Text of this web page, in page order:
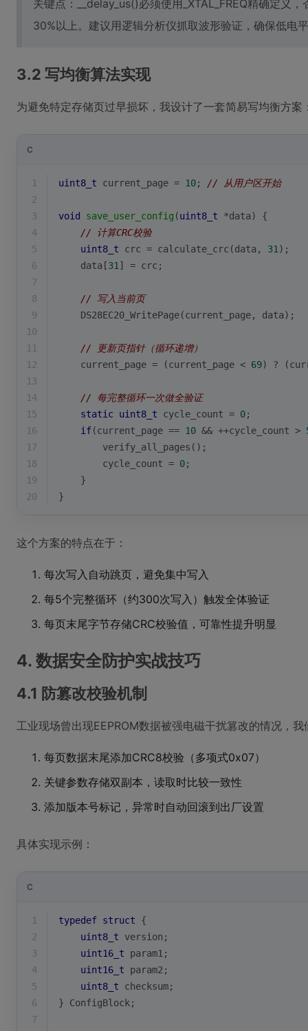
关键点：__delay_us()必须使用_XTAL_FREQ精确定义
30%以上。建议用逻辑分析仪抓取波形验证，确保低电
3.2 写均衡算法实现
为避免特定存储页过早损坏，我设计了一套简易写均衡方案
C
1 uint8_t current_page = 10; // 从用户区开始
2
3
void save_user_config (uint8_t *data)
{
4
// 计算CRC校验
5
uint8_t crc = calculate_crc(data, 31 );
6
    data[
31 ] = crc;
7
8
// 写入当前页
9
    DS28EC20_WritePage(current_page, data);
10
11
// 更新页指针（循环递增）
12
    current_page = (current_page <
69) ?
13
14
// 每完整循环一次做全验证
15
static uint8_t cycle_count = 0;
16
if(current_page == 10 && ++cycle_count >
17
        verify_all_pages();
18
        cycle_count =
0;
19
    }
20
}
这个方案的特点在于：
每次写入自动跳页，避免集中写入
每5个完整循环（约300次写入）触发全体验证
每页末尾字节存储CRC校验值，可靠性提升明显
4. 数据安全防护实战技巧
4.1 防篡改校验机制
工业现场曾出现EEPROM数据被强电磁干扰篡改的情况，
每页数据末尾添加CRC8校验（多项式0x07）
关键参数存储双副本，读取时比较一致性
添加版本号标记，异常时自动回滚到出厂设置
具体实现示例：
C
1 typedef struct {
2
uint8_t version;
3
uint16_t param1;
4
uint16_t param2;
5
uint8_t checksum;
6
} ConfigBlock;
7